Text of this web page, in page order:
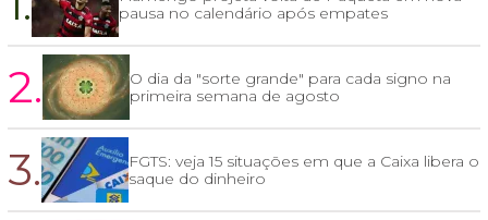
pausa no calendário após empates
2.
O dia da "sorte grande" para cada signo na
primeira semana de agosto
3.
FGTS: veja 15 situações em que a Caixa libera o
saque do dinheiro